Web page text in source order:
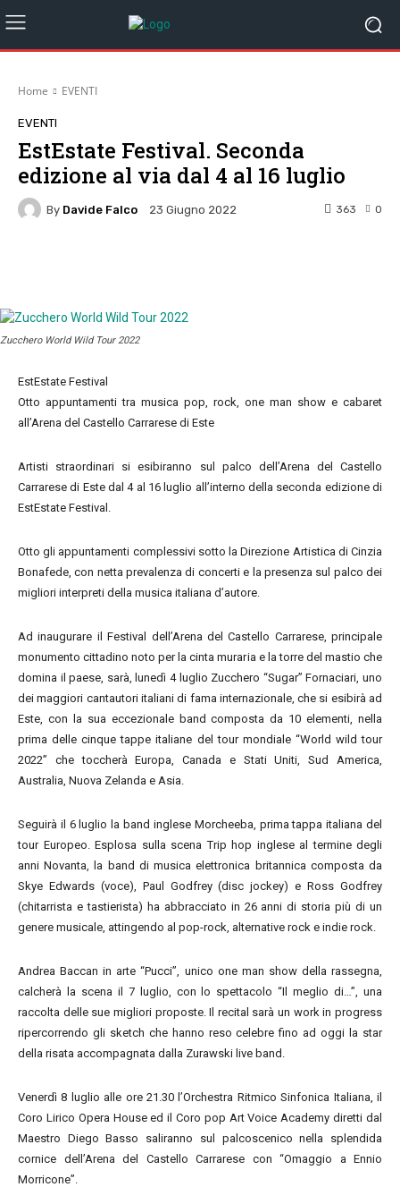
Home EVENTI
EVENTI
EstEstate Festival. Seconda
edizione al via dal 4 al 16 luglio
By Davide Falco 23 Giugno 2022 0
363
Zucchero World Wild Tour 2022
EstEstate Festival
Otto appuntamenti tra musica pop, rock, one man show e cabaret
all’Arena del Castello Carrarese di Este
Artisti straordinari si esibiranno sul palco dell’Arena del Castello
Carrarese di Este dal 4 al 16 luglio all’interno della seconda edizione di
EstEstate Festival.
Otto gli appuntamenti complessivi sotto la Direzione Artistica di Cinzia
Bonafede, con netta prevalenza di concerti e la presenza sul palco dei
migliori interpreti della musica italiana d’autore.
Ad inaugurare il Festival dell’Arena del Castello Carrarese, principale
monumento cittadino noto per la cinta muraria e la torre del mastio che
domina il paese, sarà, lunedì 4 luglio Zucchero “Sugar” Fornaciari, uno
dei maggiori cantautori italiani di fama internazionale, che si esibirà ad
Este, con la sua eccezionale band composta da 10 elementi, nella
prima delle cinque tappe italiane del tour mondiale “World wild tour
2022” che toccherà Europa, Canada e Stati Uniti, Sud America,
Australia, Nuova Zelanda e Asia.
Seguirà il 6 luglio la band inglese Morcheeba, prima tappa italiana del
tour Europeo. Esplosa sulla scena Trip hop inglese al termine degli
anni Novanta, la band di musica elettronica britannica composta da
Skye Edwards (voce), Paul Godfrey (disc jockey) e Ross Godfrey
(chitarrista e tastierista) ha abbracciato in 26 anni di storia più di un
genere musicale, attingendo al pop-rock, alternative rock e indie rock.
Andrea Baccan in arte “Pucci”, unico one man show della rassegna,
calcherà la scena il 7 luglio, con lo spettacolo “Il meglio di…”, una
raccolta delle sue migliori proposte. Il recital sarà un work in progress
ripercorrendo gli sketch che hanno reso celebre fino ad oggi la star
della risata accompagnata dalla Zurawski live band.
Venerdì 8 luglio alle ore 21.30 l’Orchestra Ritmico Sinfonica Italiana, il
Coro Lirico Opera House ed il Coro pop Art Voice Academy diretti dal
Maestro Diego Basso saliranno sul palcoscenico nella splendida
cornice dell’Arena del Castello Carrarese con “Omaggio a Ennio
Morricone”.